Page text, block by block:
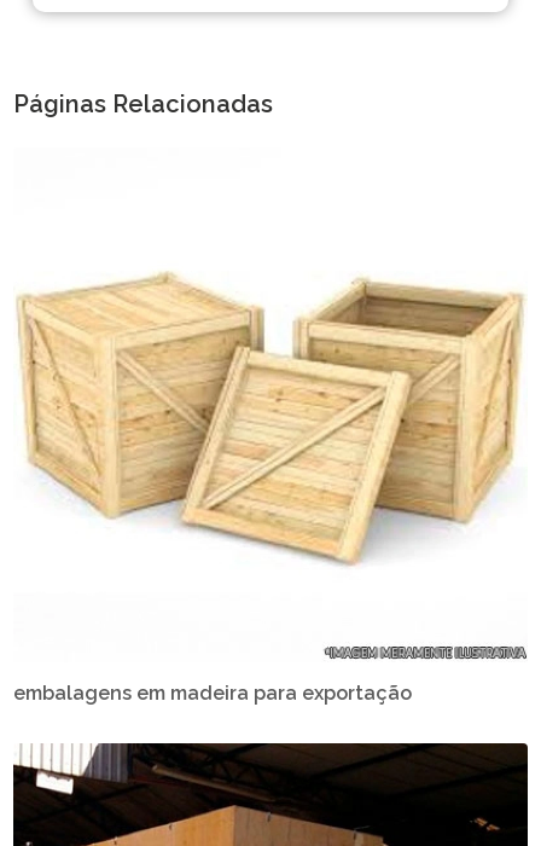
Páginas Relacionadas
embalagens em madeira para exportação